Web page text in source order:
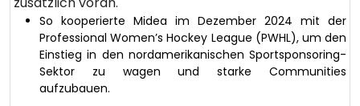
So kooperierte Midea im Dezember 2024 mit der
Professional Women’s Hockey League (PWHL), um den
Einstieg in den nordamerikanischen Sportsponsoring-
Sektor zu wagen und starke Communities
aufzubauen.